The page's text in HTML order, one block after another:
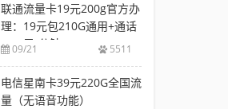
联通流量卡19元200g官方办
理：19元包210G通用+通话
0.15元/分钟
09/21 5511
电信星南卡39元220G全国流
量（无语音功能）